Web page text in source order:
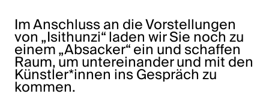
Im Anschluss an die Vorstellungen
von „Isithunzi“ laden wir Sie noch zu
einem „Absacker“ ein und schaffen
Raum, um untereinander und mit den
Künstler*innen ins Gespräch zu
kommen.